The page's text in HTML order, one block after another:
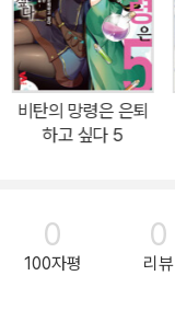
비탄의 망령은 은퇴
하고 싶다 5
0
100자평
0
리뷰